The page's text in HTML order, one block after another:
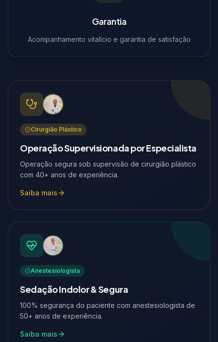
Garantia
Acompanhamento vitalício e garantia de satisfação
Cirurgião Plástico
Operação Supervisionada por Especialista
Operação segura sob supervisão de cirurgião plástico
com 40+ anos de experiência.
Saiba mais
Anestesiologista
Sedação Indolor & Segura
100% segurança do paciente com anestesiologista de
50+ anos de experiência.
Saiba mais